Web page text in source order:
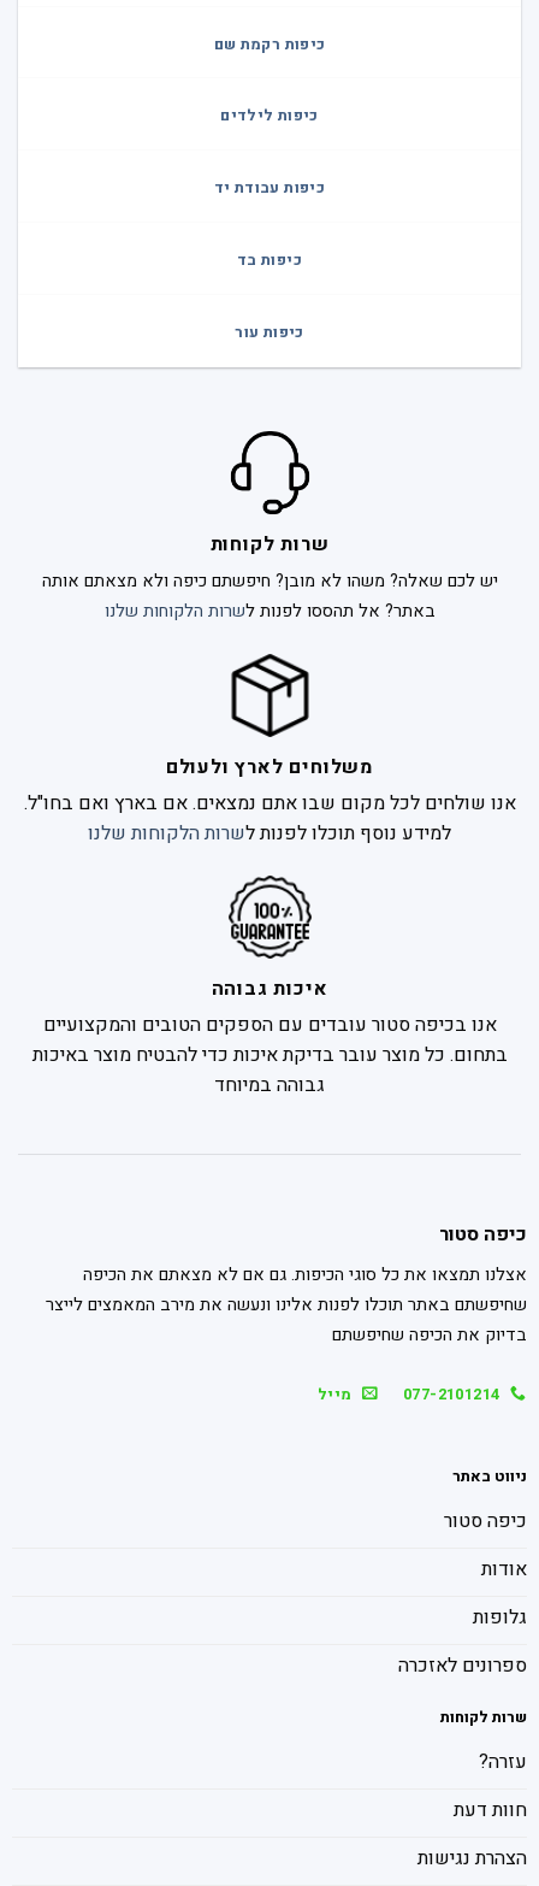
כיפות רקמת שם
כיפות לילדים
כיפות עבודת יד
כיפות בד
כיפות עור
שרות לקוחות
יש לכם שאלה? משהו לא מובן? חיפשתם כיפה ולא מצאתם אותה
באתר? אל תהססו לפנות לשרות הלקוחות שלנו
משלוחים לארץ ולעולם
אנו שולחים לכל מקום שבו אתם נמצאים. אם בארץ ואם בחו"ל.
למידע נוסף תוכלו לפנות לשרות הלקוחות שלנו
איכות גבוהה
אנו בכיפה סטור עובדים עם הספקים הטובים והמקצועיים
בתחום. כל מוצר עובר בדיקת איכות כדי להבטיח מוצר באיכות
גבוהה במיוחד
כיפה סטור
אצלנו תמצאו את כל סוגי הכיפות. גם אם לא מצאתם את הכיפה
שחיפשתם באתר תוכלו לפנות אלינו ונעשה את מירב המאמצים לייצר
בדיוק את הכיפה שחיפשתם
077-2101214 מייל
ניווט באתר
כיפה סטור
אודות
גלופות
ספרונים לאזכרה
שרות לקוחות
עזרה?
חוות דעת
הצהרת נגישות